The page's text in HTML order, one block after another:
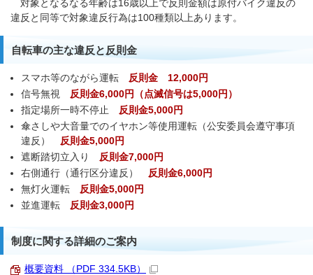
対象となるなる年齢は16歳以上で反則金額は原付バイク違反の
違反と同等で対象違反行為は100種類以上あります。
自転車の主な違反と反則金
スマホ等のながら運転 反則金 12,000円
信号無視 反則金6,000円（点滅信号は5,000円）
指定場所一時不停止 反則金5,000円
傘さしや大音量でのイヤホン等使用運転（公安委員会遵守事項
違反） 反則金5,000円
遮断踏切立入り 反則金7,000円
右側通行（通行区分違反） 反則金6,000円
無灯火運転 反則金5,000円
並進運転 反則金3,000円
制度に関する詳細のご案内
概要資料 （PDF 334.5KB）